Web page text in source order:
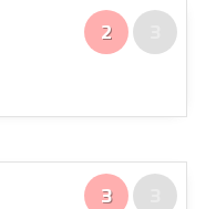
2
3